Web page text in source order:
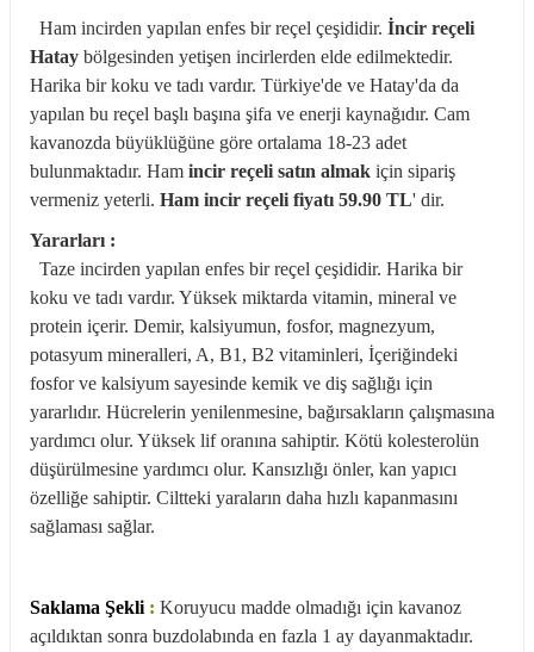
Ham incirden yapılan enfes bir reçel çeşididir. İncir reçeli
Hatay bölgesinden yetişen incirlerden elde edilmektedir.
Harika bir koku ve tadı vardır. Türkiye'de ve Hatay'da da
yapılan bu reçel başlı başına şifa ve enerji kaynağıdır. Cam
kavanozda büyüklüğüne göre ortalama 18-23 adet
bulunmaktadır. Ham incir reçeli satın almak için sipariş
vermeniz yeterli. Ham incir reçeli fiyatı 59.90 TL' dir.
Yararları :
Taze incirden yapılan enfes bir reçel çeşididir. Harika bir
koku ve tadı vardır. Yüksek miktarda vitamin, mineral ve
protein içerir. Demir, kalsiyumun, fosfor, magnezyum,
potasyum mineralleri, A, B1, B2 vitaminleri, İçeriğindeki
fosfor ve kalsiyum sayesinde kemik ve diş sağlığı için
yararlıdır. Hücrelerin yenilenmesine, bağırsakların çalışmasına
yardımcı olur. Yüksek lif oranına sahiptir. Kötü kolesterolün
düşürülmesine yardımcı olur. Kansızlığı önler, kan yapıcı
özelliğe sahiptir. Ciltteki yaraların daha hızlı kapanmasını
sağlaması sağlar.
Saklama Şekli : Koruyucu madde olmadığı için kavanoz
açıldıktan sonra buzdolabında en fazla 1 ay dayanmaktadır.